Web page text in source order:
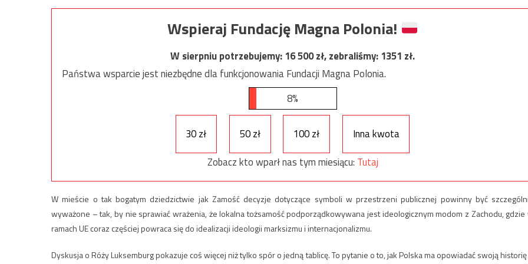
Wspieraj Fundację Magna Polonia!
W sierpniu potrzebujemy:16 500zł, zebraliśmy:1351 zł.
Państwa wsparcie jest niezbędne dla funkcjonowania Fundacji Magna Polonia.
8%
30 zł 50 zł 100 zł
Inna kwota
Zobacz kto wparł nas tym miesiącu: Tutaj
W mieście o tak bogatym dziedzictwie jak Zamość decyzje dotyczące symboli w przestrzeni publicznej powinny być
wyważone – tak, by nie sprawiać wrażenia, że lokalna tożsamość podporządkowywana jest ideologicznym modom z Zachodu, gdzie
ramach UE coraz częściej powraca się do idealizacji ideologii marksizmu i internacjonalizmu.
Dyskusja o Róży Luksemburg pokazuje coś więcej niż tylko spór o jedną tablicę. To pytanie o to, jak Polska ma opowiadać swoją